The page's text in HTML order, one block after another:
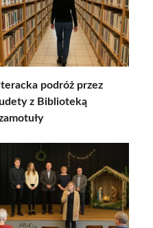
podróż przez
z Biblioteką